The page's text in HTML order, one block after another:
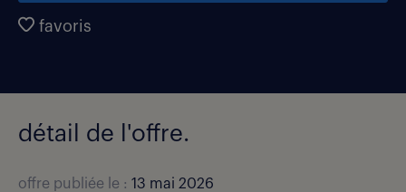
favoris
détail de l'offre.
offre publiée le : 13 mai 2026